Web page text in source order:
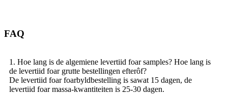
FAQ
1. Hoe lang is de algemiene levertiid foar samples? Hoe lang is
de levertiid foar grutte bestellingen efterôf?
De levertiid foar foarbyldbestelling is sawat 15 dagen, de
levertiid foar massa-kwantiteiten is 25-30 dagen.